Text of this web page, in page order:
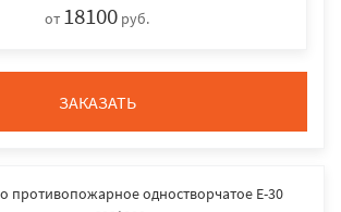
от 18100 руб.
ЗАКАЗАТЬ